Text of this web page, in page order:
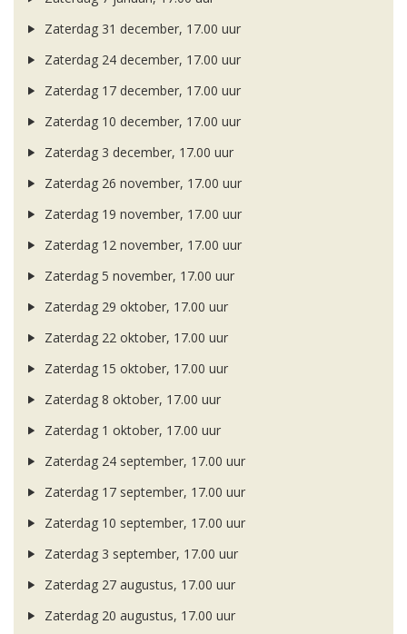
Zaterdag 31 december, 17.00 uur
Zaterdag 24 december, 17.00 uur
Zaterdag 17 december, 17.00 uur
Zaterdag 10 december, 17.00 uur
Zaterdag 3 december, 17.00 uur
Zaterdag 26 november, 17.00 uur
Zaterdag 19 november, 17.00 uur
Zaterdag 12 november, 17.00 uur
Zaterdag 5 november, 17.00 uur
Zaterdag 29 oktober, 17.00 uur
Zaterdag 22 oktober, 17.00 uur
Zaterdag 15 oktober, 17.00 uur
Zaterdag 8 oktober, 17.00 uur
Zaterdag 1 oktober, 17.00 uur
Zaterdag 24 september, 17.00 uur
Zaterdag 17 september, 17.00 uur
Zaterdag 10 september, 17.00 uur
Zaterdag 3 september, 17.00 uur
Zaterdag 27 augustus, 17.00 uur
Zaterdag 20 augustus, 17.00 uur